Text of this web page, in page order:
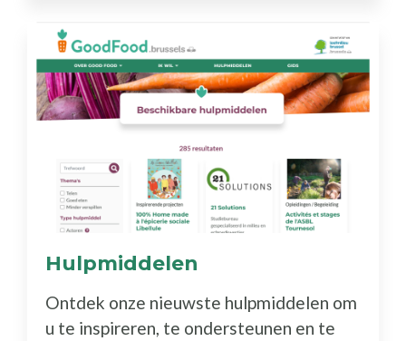
Hulpmiddelen
Ontdek onze nieuwste hulpmiddelen om
u te inspireren, te ondersteunen en te